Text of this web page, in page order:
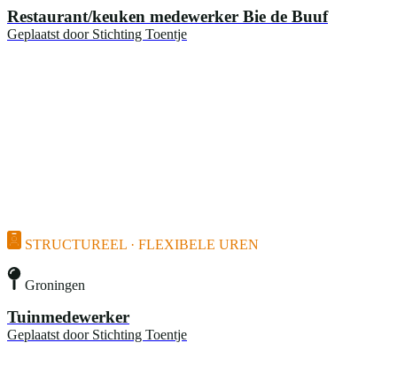
Restaurant/keuken medewerker Bie de Buuf
Geplaatst door Stichting Toentje
STRUCTUREEL · FLEXIBELE UREN
Groningen
Tuinmedewerker
Geplaatst door Stichting Toentje